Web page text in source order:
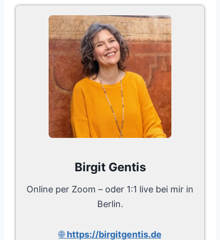
Birgit Gentis
Online per Zoom – oder 1:1 live bei mir in
Berlin.
🌐https://birgitgentis.de